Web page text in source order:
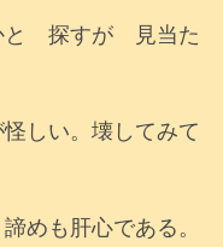
と 探すが 見当た
しい。壊してみて
めも肝心である。